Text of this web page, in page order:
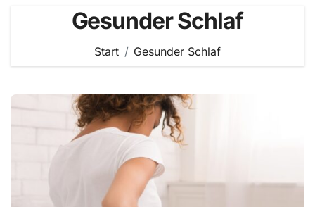
Gesunder Schlaf
Start Gesunder Schlaf